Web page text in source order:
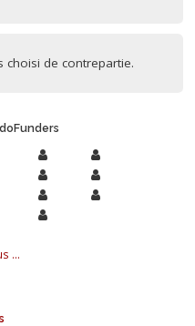
choisi de contrepartie.
...